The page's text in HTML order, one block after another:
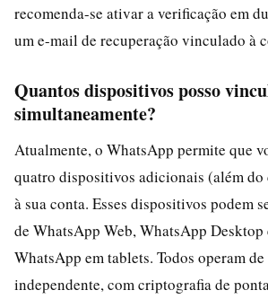
recomenda-se ativar a verificação em
um e-mail de recuperação vinculado à
Quantos dispositivos posso
simultaneamente?
Atualmente, o WhatsApp permite que
quatro dispositivos adicionais (além
à sua conta. Esses dispositivos podem
de WhatsApp Web, WhatsApp Desktop
WhatsApp em tablets. Todos operam
independente, com criptografia de